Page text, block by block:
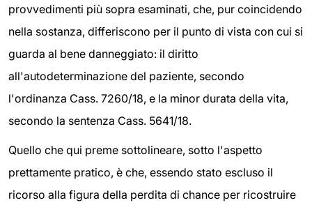
provvedimenti più sopra esaminati, che, pur coincidendo
nella sostanza, differiscono per il punto di vista con cui si
guarda al bene danneggiato: il diritto
all'autodeterminazione del paziente, secondo
l'ordinanza Cass. 7260/18, e la minor durata della vita,
secondo la sentenza Cass. 5641/18.
Quello che qui preme sottolineare, sotto l'aspetto
prettamente pratico, è che, essendo stato escluso il
ricorso alla figura della perdita di chance per ricostruire